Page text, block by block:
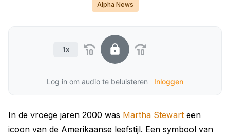
Alpha News
1x
Log in om audio te beluisteren Inloggen
In de vroege jaren 2000 was Martha Stewart een
icoon van de Amerikaanse leefstijl. Een symbool van